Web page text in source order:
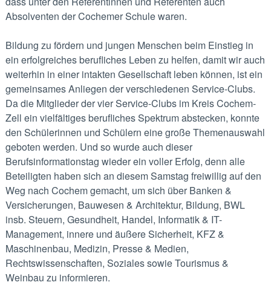
Absolventen der Cochemer Schule waren.
Bildung zu fördern und jungen Menschen beim Einstieg in
ein erfolgreiches berufliches Leben zu helfen, damit wir auch
weiterhin in einer intakten Gesellschaft leben können, ist ein
gemeinsames Anliegen der verschiedenen Service-Clubs.
Da die Mitglieder der vier Service-Clubs im Kreis Cochem-
Zell ein vielfältiges berufliches Spektrum abstecken, konnte
den Schülerinnen und Schülern eine große Themenauswahl
geboten werden. Und so wurde auch dieser
Berufsinformationstag wieder ein voller Erfolg, denn alle
Beteiligten haben sich an diesem Samstag freiwillig auf den
Weg nach Cochem gemacht, um sich über Banken &
Versicherungen, Bauwesen & Architektur, Bildung, BWL
insb. Steuern, Gesundheit, Handel, Informatik & IT-
Management, innere und äußere Sicherheit, KFZ &
Maschinenbau, Medizin, Presse & Medien,
Rechtswissenschaften, Soziales sowie Tourismus &
Weinbau zu informieren.